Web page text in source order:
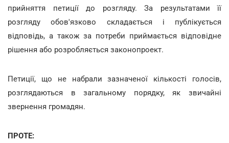
прийняття петиції до розгляду. За результатами її
розгляду обов'язково складається і публікується
відповідь, а також за потреби приймається відповідне
рішення або розробляється законопроект.
Петиції, що не набрали зазначеної кількості голосів,
розглядаються в загальному порядку, як звичайні
звернення громадян.
ПРОТЕ: